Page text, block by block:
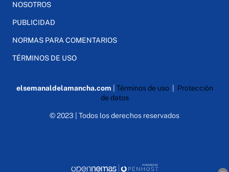
NOSOTROS
PUBLICIDAD
NORMAS PARA COMENTARIOS
TÉRMINOS DE USO
elsemanaldelamancha.com Términos de uso| Protección
de datos
© 2023 | Todos los derechos reservados